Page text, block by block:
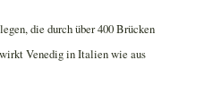
die durch über 400 Brücken
Venedig in Italien wie aus